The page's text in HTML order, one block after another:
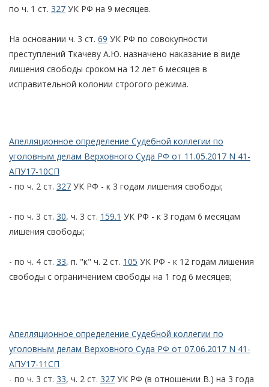
по ч. 1 ст. 327 УК РФ на 9 месяцев.
На основании ч. 3 ст. 69 УК РФ по совокупности
преступлений Ткачеву А.Ю. назначено наказание в виде
лишения свободы сроком на 12 лет 6 месяцев в
исправительной колонии строгого режима.
Апелляционное определение Судебной коллегии по
уголовным делам Верховного Суда РФ от 11.05.2017 N 41-
АПУ17-10СП
- по ч. 2 ст. 327 УК РФ - к 3 годам лишения свободы;
- по ч. 3 ст. 30, ч. 3 ст. 159.1 УК РФ - к 3 годам 6 месяцам
лишения свободы;
- по ч. 4 ст. 33, п. "к" ч. 2 ст. 105 УК РФ - к 12 годам лишения
свободы с ограничением свободы на 1 год 6 месяцев;
Апелляционное определение Судебной коллегии по
уголовным делам Верховного Суда РФ от 07.06.2017 N 41-
АПУ17-11СП
- по ч. 3 ст. 33, ч. 2 ст. 327 УК РФ (в отношении В.) на 3 года